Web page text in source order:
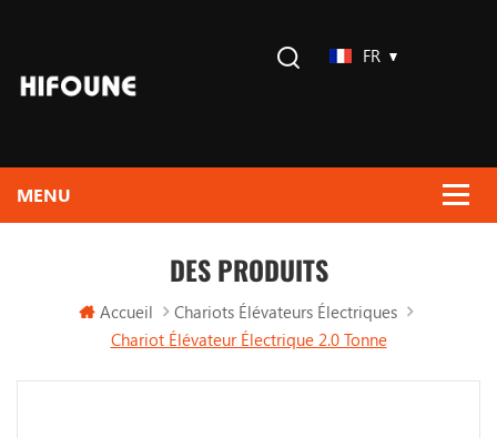
FR
DES PRODUITS
Accueil
Chariots Élévateurs Électriques
Chariot Élévateur Électrique 2.0 Tonne